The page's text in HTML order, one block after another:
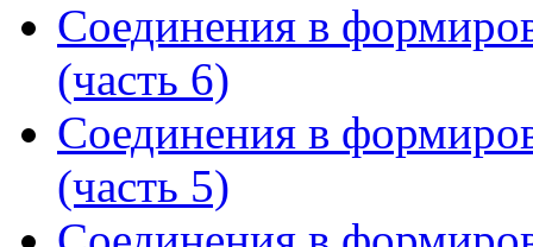
Соединения в
(часть 6)
Соединения в
(часть 5)